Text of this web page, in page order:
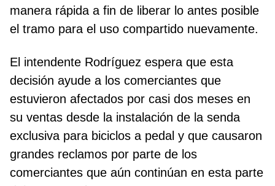
manera rápida a fin de liberar lo antes posible
el tramo para el uso compartido nuevamente.
El intendente Rodríguez espera que esta
decisión ayude a los comerciantes que
estuvieron afectados por casi dos meses en
su ventas desde la instalación de la senda
exclusiva para biciclos a pedal y que causaron
grandes reclamos por parte de los
comerciantes que aún continúan en esta parte